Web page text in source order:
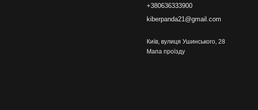
+380636333900
kiberpanda21@gmail.com
Київ, вулиця Ушинського, 28
Мапа проїзду